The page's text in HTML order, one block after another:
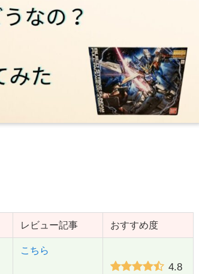
レビュー記事 おすすめ度
こちら
4.8